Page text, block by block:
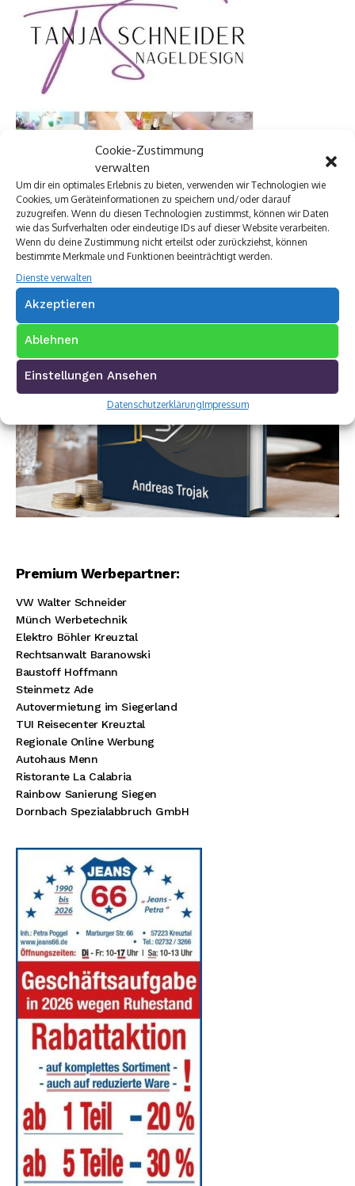
Cookie-Zustimmung
verwalten
Um dir ein optimales Erlebnis zu bieten, verwenden wir Technologien wie
Cookies, um Geräteinformationen zu speichern und/oder darauf
zuzugreifen. Wenn du diesen Technologien zustimmst, können wir Daten
wie das Surfverhalten oder eindeutige IDs auf dieser Website verarbeiten.
Wenn du deine Zustimmung nicht erteilst oder zurückziehst, können
bestimmte Merkmale und Funktionen beeinträchtigt werden.
Dienste verwalten
Akzeptieren
Ablehnen
Einstellungen Ansehen
DatenschutzerklärungImpressum
Premium Werbepartner:
VW Walter Schneider
Münch Werbetechnik
Elektro Böhler Kreuztal
Rechtsanwalt Baranowski
Baustoff Hoffmann
Steinmetz Ade
Autovermietung im Siegerland
TUI Reisecenter Kreuztal
Regionale Online Werbung
Autohaus Menn
Ristorante La Calabria
Rainbow Sanierung Siegen
Dornbach Spezialabbruch GmbH